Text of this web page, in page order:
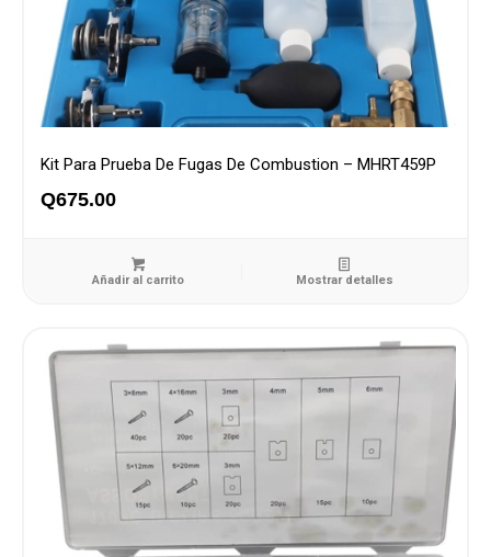
Kit Para Prueba De Fugas De Combustion – MHRT459P
Q675.00
Añadir al carrito Mostrar detalles